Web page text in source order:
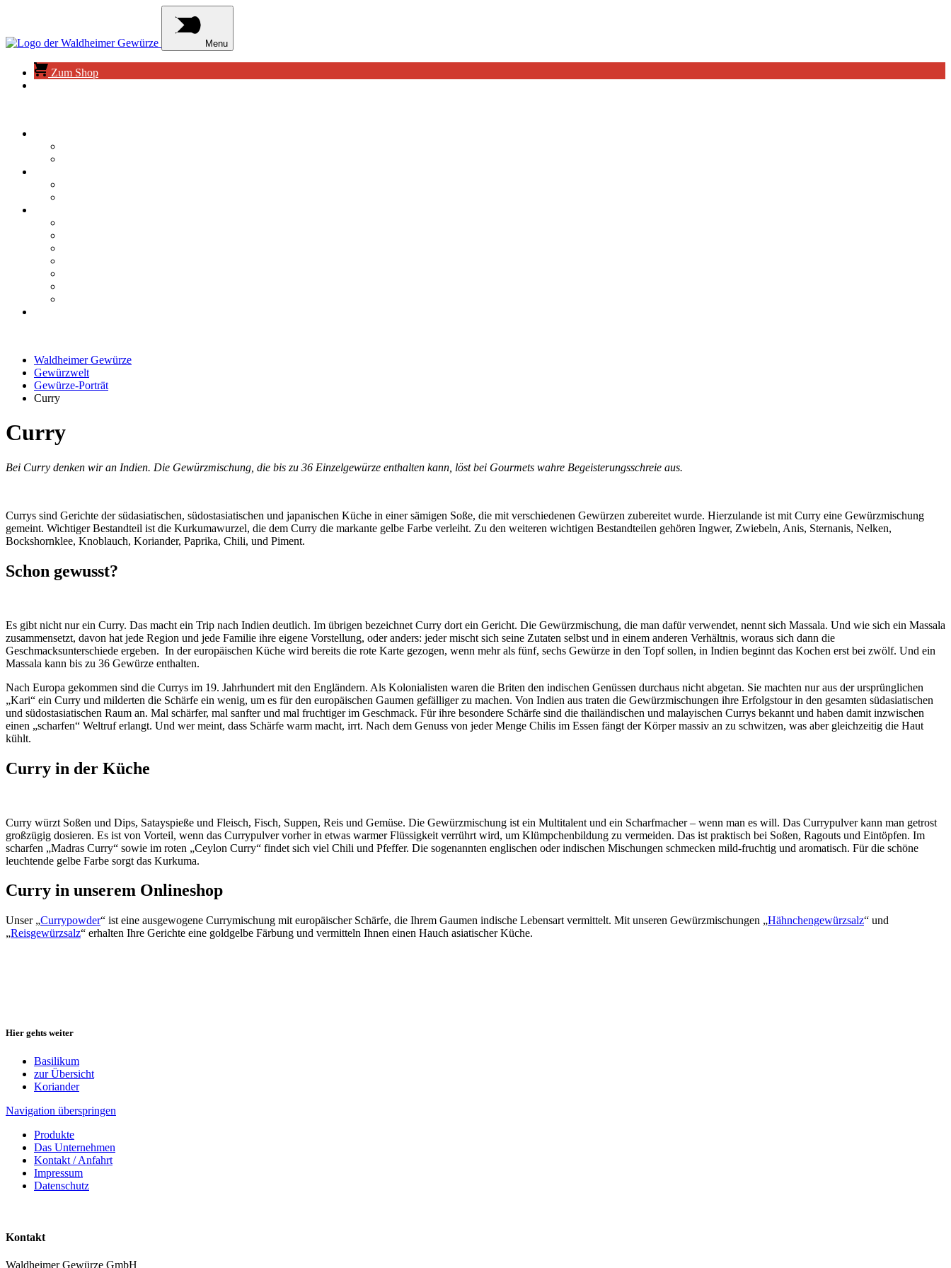
Menu
Zum Shop
Waldheimer Gewürze
Gewürzwelt
Gewürze-Porträt
Curry
Curry
Bei Curry denken wir an Indien. Die Gewürzmischung, die bis zu 36 Einzelgewürze enthalten kann, löst bei Gourmets wahre Begeisterungsschreie aus.
Currys sind Gerichte der südasiatischen, südostasiatischen und japanischen Küche in einer sämigen Soße, die mit verschiedenen Gewürzen zubereitet wurde. Hierzulande ist mit Curry eine Gewürzmischung
gemeint. Wichtiger Bestandteil ist die Kurkumawurzel, die dem Curry die markante gelbe Farbe verleiht. Zu den weiteren wichtigen Bestandteilen gehören Ingwer, Zwiebeln, Anis, Sternanis, Nelken,
Bockshornklee, Knoblauch, Koriander, Paprika, Chili, und Piment.
Schon gewusst?
Es gibt nicht nur ein Curry. Das macht ein Trip nach Indien deutlich. Im übrigen bezeichnet Curry dort ein Gericht. Die Gewürzmischung, die man dafür verwendet, nennt sich Massala. Und wie sich ein Massala
zusammensetzt, davon hat jede Region und jede Familie ihre eigene Vorstellung, oder anders: jeder mischt sich seine Zutaten selbst und in einem anderen Verhältnis, woraus sich dann die
Geschmacksunterschiede ergeben. In der europäischen Küche wird bereits die rote Karte gezogen, wenn mehr als fünf, sechs Gewürze in den Topf sollen, in Indien beginnt das Kochen erst bei zwölf. Und ein
Massala kann bis zu 36 Gewürze enthalten.
Nach Europa gekommen sind die Currys im 19. Jahrhundert mit den Engländern. Als Kolonialisten waren die Briten den indischen Genüssen durchaus nicht abgetan. Sie machten nur aus der ursprünglichen
„Kari“ ein Curry und milderten die Schärfe ein wenig, um es für den europäischen Gaumen gefälliger zu machen. Von Indien aus traten die Gewürzmischungen ihre Erfolgstour in den gesamten südasiatischen
und südostasiatischen Raum an. Mal schärfer, mal sanfter und mal fruchtiger im Geschmack. Für ihre besondere Schärfe sind die thailändischen und malayischen Currys bekannt und haben damit inzwischen
einen „scharfen“ Weltruf erlangt. Und wer meint, dass Schärfe warm macht, irrt. Nach dem Genuss von jeder Menge Chilis im Essen fängt der Körper massiv an zu schwitzen, was aber gleichzeitig die Haut
kühlt.
Curry in der Küche
Curry würzt Soßen und Dips, Satayspieße und Fleisch, Fisch, Suppen, Reis und Gemüse. Die Gewürzmischung ist ein Multitalent und ein Scharfmacher – wenn man es will. Das Currypulver kann man getrost
großzügig dosieren. Es ist von Vorteil, wenn das Currypulver vorher in etwas warmer Flüssigkeit verrührt wird, um Klümpchenbildung zu vermeiden. Das ist praktisch bei Soßen, Ragouts und Eintöpfen. Im
scharfen „Madras Curry“ sowie im roten „Ceylon Curry“ findet sich viel Chili und Pfeffer. Die sogenannten englischen oder indischen Mischungen schmecken mild-fruchtig und aromatisch. Für die schöne
leuchtende gelbe Farbe sorgt das Kurkuma.
Curry in unserem Onlineshop
Unser „Currypowder“ ist eine ausgewogene Currymischung mit europäischer Schärfe, die Ihrem Gaumen indische Lebensart vermittelt. Mit unseren Gewürzmischungen „Hähnchengewürzsalz“ und
„Reisgewürzsalz“ erhalten Ihre Gerichte eine goldgelbe Färbung und vermitteln Ihnen einen Hauch asiatischer Küche.
Hier gehts weiter
Basilikum
zur Übersicht
Koriander
Navigation überspringen
Produkte
Das Unternehmen
Kontakt / Anfahrt
Impressum
Datenschutz
Kontakt
Waldheimer Gewürze GmbH